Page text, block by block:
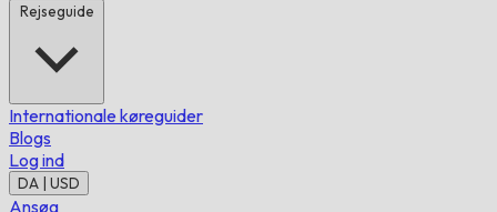
Rejseguide
Internationale køreguider
Blogs
Log ind
DA | USD
Ansøg